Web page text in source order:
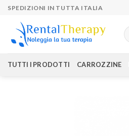
Skip
content
SPEDIZIONI IN TUTTA ITALIA
TUTTI I PRODOTTI CARROZZINE